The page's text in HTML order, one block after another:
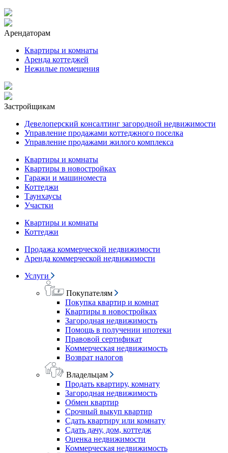
Арендаторам
Квартиры и комнаты
Аренда коттеджей
Нежилые помещения
Застройщикам
Девелоперский консалтинг загородной недвижимости
Управление продажами коттеджного поселка
Управление продажами жилого комплекса
Квартиры и комнаты
Квартиры в новостройках
Гаражи и машиноместа
Коттеджи
Таунхаусы
Участки
Квартиры и комнаты
Коттеджи
Продажа коммерческой недвижимости
Аренда коммерческой недвижимости
Услуги
Покупателям
Покупка квартир и комнат
Квартиры в новостройках
Загородная недвижимость
Помощь в получении ипотеки
Правовой сертификат
Коммерческая недвижимость
Возврат налогов
Владельцам
Продать квартиру, комнату
Загородная недвижимость
Обмен квартир
Срочный выкуп квартир
Сдать квартиру или комнату
Сдать дачу, дом, коттедж
Оценка недвижимости
Коммерческая недвижимость